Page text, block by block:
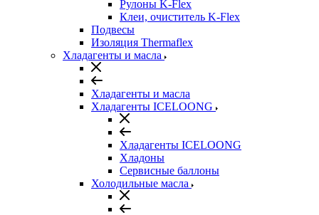
Рулоны K-Flex
Клеи, очиститель K-Flex
Подвесы
Изоляция Thermaflex
Хладагенты и масла
Хладагенты и масла
Хладагенты ICELOONG
Хладагенты ICELOONG
Хладоны
Сервисные баллоны
Холодильные масла